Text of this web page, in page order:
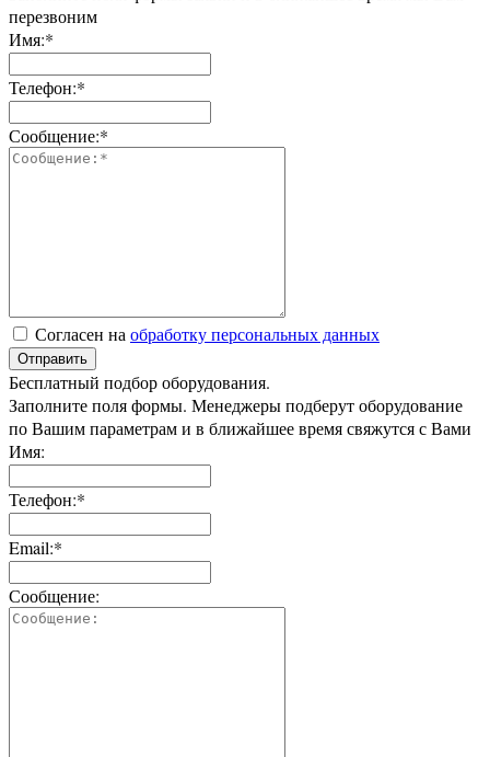
перезвоним
Имя:*
Телефон:*
Сообщение:*
Согласен на обработку персональных данных
Отправить
Бесплатный подбор оборудования.
Заполните поля формы. Менеджеры подберут оборудование
по Вашим параметрам и в ближайшее время свяжутся с Вами
Имя:
Телефон:*
Email:*
Сообщение: